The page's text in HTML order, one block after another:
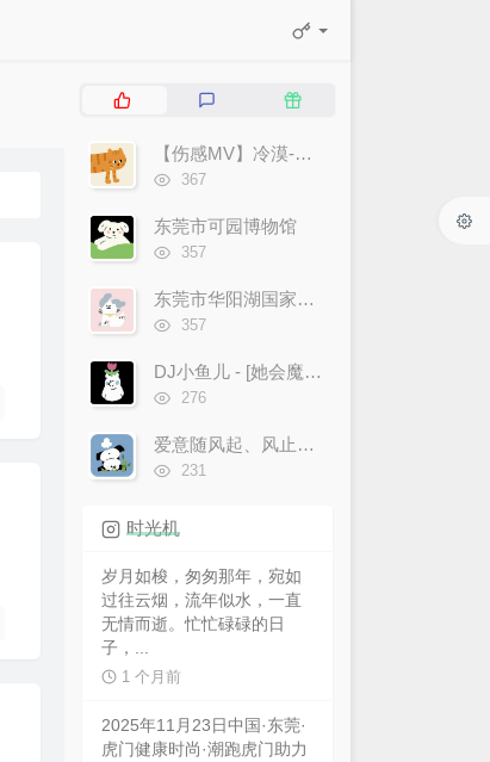
热
文
评
随
【伤感MV】冷漠-逃不开躲不过 经典也流行~！
浏
次
数:
367
东莞市可园博物馆
浏
次
数:
357
东莞市华阳湖国家湿地公园
浏
次
数:
357
DJ小鱼儿 - [她会魔法吧]-官方MV
浏
次
数:
276
爱意随风起、风止意难平!
浏
231
时光机
岁月如梭，匆匆那年，宛如
过往云烟，流年似水，一直
无情而逝。忙忙碌碌的日
子，...
1 个月前
2025年11月23日中国·东莞·
虎门健康时尚·潮跑虎门助力